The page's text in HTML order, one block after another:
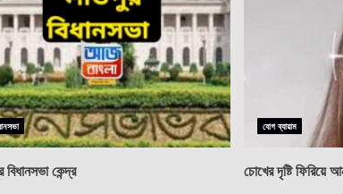
কেন্দ্র
যোগ ব্যায়াম
চোখের দৃষ্টি ফিরিয়ে